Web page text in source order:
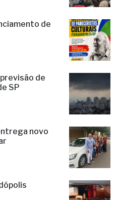
de
de
SP
novo